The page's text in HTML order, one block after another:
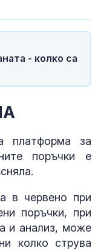
- колко са
платформа за
поръчки е
в червено при
поръчки, при
и анализ, може
колко струва